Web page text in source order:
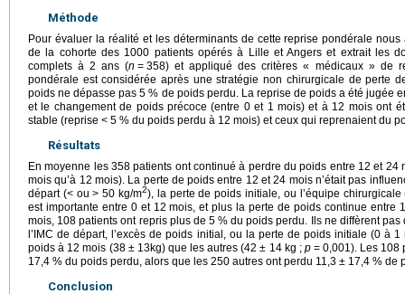
Méthode
Pour évaluer la réalité et les déterminants de cette reprise pondérale
de la cohorte des 1000 patients opérés à Lille et Angers et extrait les
complets à 2 ans (n = 358) et appliqué des critères « médicaux » de
pondérale est considérée après une stratégie non chirurgicale de perte
poids ne dépasse pas 5 % de poids perdu. La reprise de poids a été jugée
et le changement de poids précoce (entre 0 et 1 mois) et à 12 mois ont
stable (reprise < 5 % du poids perdu à 12 mois) et ceux qui reprenaient du
Résultats
En moyenne les 358 patients ont continué à perdre du poids entre 12 et
mois qu’à 12 mois). La perte de poids entre 12 et 24 mois n’était pas
départ (< ou > 50 kg/m2), la perte de poids initiale, ou l’équipe
est importante entre 0 et 12 mois, et plus la perte de poids continue entre
mois, 108 patients ont repris plus de 5 % du poids perdu. Ils ne diffèrent
l’IMC de départ, l’excès de poids initial, ou la perte de poids initiale (0 à
poids à 12 mois (38 ± 13kg) que les autres (42 ± 14 kg ; p = 0,001). Les 108
17,4 % du poids perdu, alors que les 250 autres ont perdu 11,3 ± 17,4 % de
Conclusion